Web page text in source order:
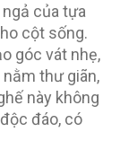
của tựa
cột sống.
góc vát nhẹ,
thư giãn,
này không
đáo, có